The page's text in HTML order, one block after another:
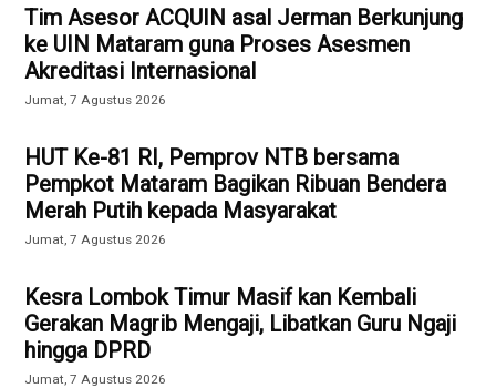
Tim Asesor ACQUIN asal Jerman Berkunjung
ke UIN Mataram guna Proses Asesmen
Akreditasi Internasional
Jumat, 7 Agustus 2026
HUT Ke-81 RI, Pemprov NTB bersama
Pempkot Mataram Bagikan Ribuan Bendera
Merah Putih kepada Masyarakat
Jumat, 7 Agustus 2026
Kesra Lombok Timur Masif kan Kembali
Gerakan Magrib Mengaji, Libatkan Guru Ngaji
hingga DPRD
Jumat, 7 Agustus 2026